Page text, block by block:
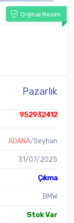
Orijinal Resim
Pazarlık
952932412
ADANA/Seyhan
31/07/2025
Çıkma
BMW
Stok Var